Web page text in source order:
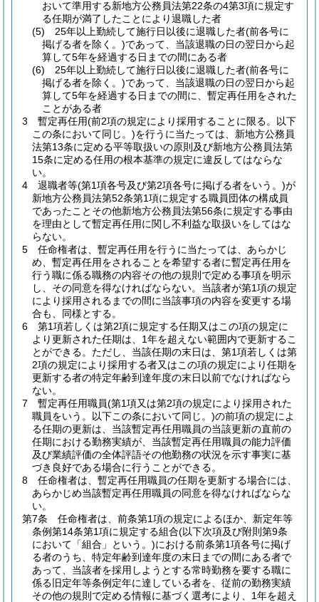
おいて準用する新地方公務員法第22条の4第3項に規定す
る任期が満了したことにより退職した者
(5)
25年以上勤続して施行日以後に退職した者(前各号に
掲げる者を除く。)であって、当該退職の日の翌日から起
算して5年を経過する日までの間にある者
(6)
25年以上勤続して施行日以後に退職した者(前各号に
掲げる者を除く。)であって、当該退職の日の翌日から起
算して5年を経過する日までの間に、暫定再任用をされた
ことがある者
3
暫定再任用(前2項の規定により採用することに限る。以下
この条において同じ。)を行うに当たっては、新地方公務員
法第13条に定める平等取扱いの原則及び新地方公務員法第
15条に定める任用の根本基準の規定に違反してはならな
い。
4
退職者等(第1項各号及び第2項各号に掲げる者をいう。)が
新地方公務員法第52条第1項に規定する職員団体の構成員
であったことその他新地方公務員法第56条に規定する事由
を理由として暫定再任用に関し不利益な取扱いをしてはな
らない。
5
任命権者は、暫定再任用を行うに当たっては、あらかじ
め、暫定再任用をされることを希望する者に暫定再任用を
行う職に係る職務の内容その他の規則で定める事項を明示
し、その同意を得なければならない。 当該者が第1項の規定
により採用されるまでの間に当該事項の内容を変更する場
合も、同様とする。
6
第1項若しくは第2項に規定する任期又はこの項の規定に
より更新された任期は、1年を超えない範囲内で更新するこ
とができる。 ただし、当該任期の末日は、第1項若しくは第
2項の規定により採用する者又はこの項の規定により任期を
更新する者の特定年齢到達年度の末日以前でなければなら
ない。
7
暫定再任用職員(第1項又は第2項の規定により採用された
職員をいう。以下この条において同じ。)の前項の規定によ
る任期の更新は、当該暫定再任用職員の当該更新の直前の
任期における勤務実績が、当該暫定再任用職員の能力評価
及び業績評価の全体評語その他勤務の状況を示す事実に基
づき良好である場合に行うことができる。
8
任命権者は、暫定再任用職員の任期を更新する場合には、
あらかじめ当該暫定再任用職員の同意を得なければならな
い。
第7条
任命権者は、前条第1項の規定によるほか、新定年等
条例第14条第1項に規定する組合(以下次項及び附則第9条
において「組合」という。)における前条第1項各号に掲げ
る者のうち、特定年齢到達年度の末日までの間にある者で
あって、当該者を採用しようとする常時勤務を要する職に
係る旧定年等条例定年に達している者を、従前の勤務実績
その他の規則で定める情報に基づく選考により、1年を超え